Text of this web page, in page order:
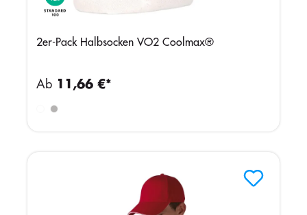
2er-Pack Halbsocken VO2 Coolmax®
Ab 11,66 €*